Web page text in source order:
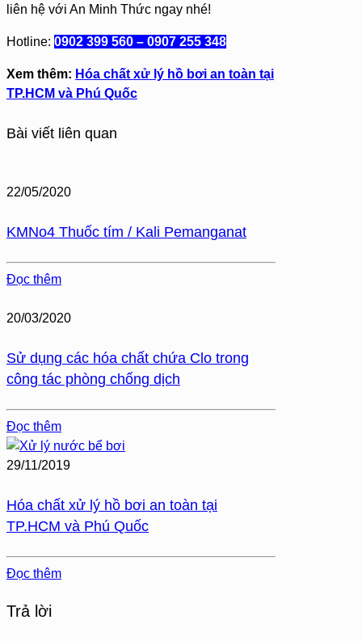
liên hệ với An Minh Thức ngay nhé!
Hotline: 0902 399 560 – 0907 255 348
Xem thêm: Hóa chất xử lý hồ bơi an toàn tại
TP.HCM và Phú Quốc
Bài viết liên quan
22/05/2020
KMNo4 Thuốc tím / Kali Pemanganat
Đọc thêm
20/03/2020
Sử dụng các hóa chất chứa Clo trong
công tác phòng chống dịch
Đọc thêm
29/11/2019
Hóa chất xử lý hồ bơi an toàn tại
TP.HCM và Phú Quốc
Đọc thêm
Trả lời